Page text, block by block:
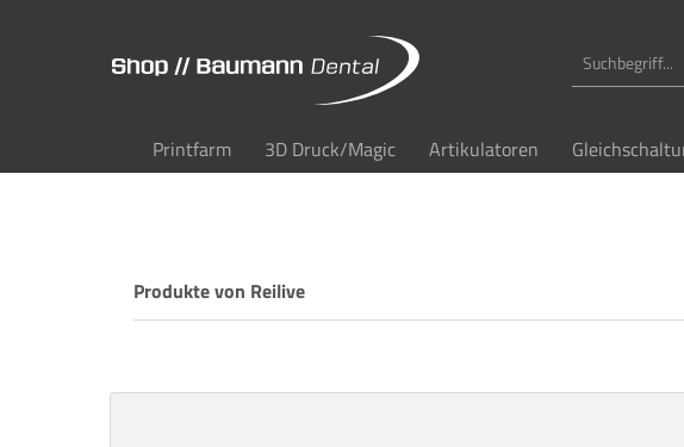
Printfarm 3D Druck/Magic Artikulatoren
Produkte von Reilive